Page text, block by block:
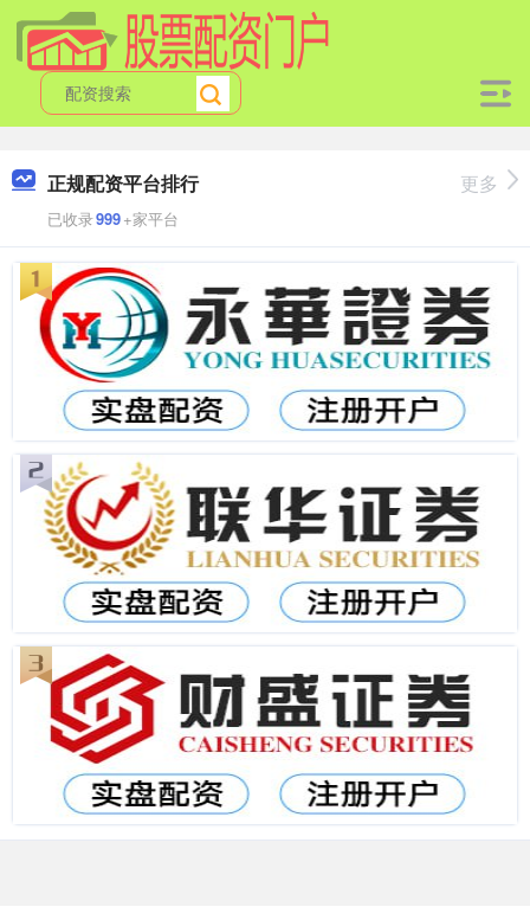
正规配资平台排行
已收录999+家平台
更多